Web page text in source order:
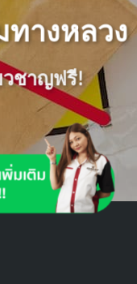
างหลวง
วชาญฟรี!